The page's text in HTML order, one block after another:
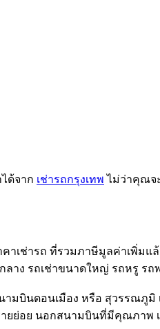
ด้จาก เช่ารถกรุงเทพ ไม่ว่าคุณจ
าคาเช่ารถ ที่รวมภาษีมูลค่าเ
ลาง รถเช่าขนาดใหญ่ รถหรู
ดอนเมือง หรือ สุวรรณภูมิ เช่
รายย่อย นอกสนามบินที่มีคุณภาพ